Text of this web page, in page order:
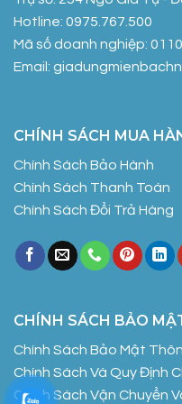
Hotline: 0975.767.500
Mã số doanh nghiệp:
Email:
CHÍNH SÁCH MUA
Chính Sách Bảo Hành
Chính Sách Thanh Toán
Chính Sách Đổi Trả Hàng
CHÍNH SÁCH BẢO
Chính Sách Bảo Mật
Chính Sách Và Quy Định
Chính Sách Vận Chuyển